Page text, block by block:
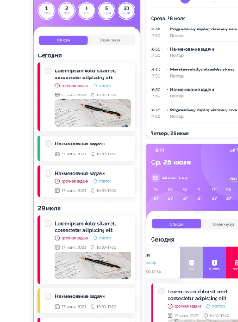
БЛОГ
КОНТАКТЫ